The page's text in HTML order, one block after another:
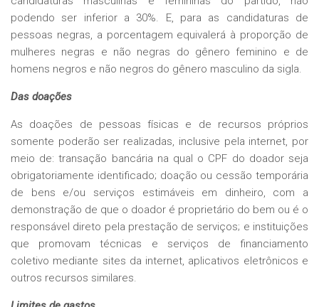
podendo ser inferior a 30%. E, para as candidaturas de
pessoas negras, a porcentagem equivalerá à proporção de
mulheres negras e não negras do gênero feminino e de
homens negros e não negros do gênero masculino da sigla.
Das doações
As doações de pessoas físicas e de recursos próprios
somente poderão ser realizadas, inclusive pela internet, por
meio de: transação bancária na qual o CPF do doador seja
obrigatoriamente identificado; doação ou cessão temporária
de bens e/ou serviços estimáveis em dinheiro, com a
demonstração de que o doador é proprietário do bem ou é o
responsável direto pela prestação de serviços; e instituições
que promovam técnicas e serviços de financiamento
coletivo mediante sites da internet, aplicativos eletrônicos e
outros recursos similares.